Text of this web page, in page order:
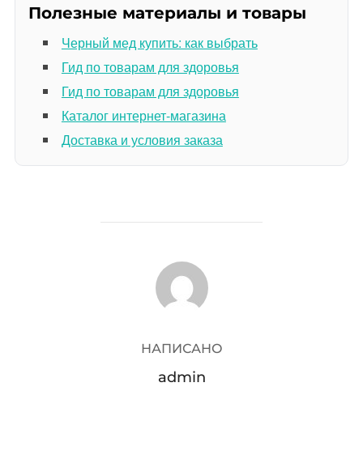
Полезные материалы и товары
Черный мед купить: как выбрать
Гид по товарам для здоровья
Гид по товарам для здоровья
Каталог интернет-магазина
Доставка и условия заказа
АВТОР ЗАПИСИ
НАПИСАНО
admin